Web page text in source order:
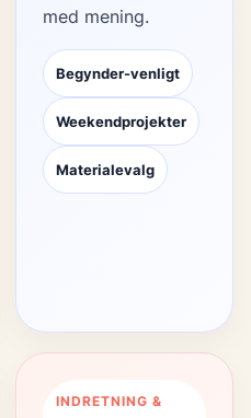
med mening.
Begynder-venligt
Weekendprojekter
Materialevalg
INDRETNING &